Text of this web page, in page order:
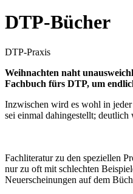
DTP-Bücher
DTP-Praxis
Weihnachten naht
Fachbuch fürs DTP, um
Inzwischen wird es wohl in
sei einmal dahingestellt; deutlich
Fachliteratur zu den speziellen
nur zu oft mit schlechten
Neuerscheinungen auf dem